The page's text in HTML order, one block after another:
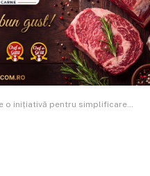
de mediu care ar putea salva multe proiecte de infrastructură din Botoșani și din țară